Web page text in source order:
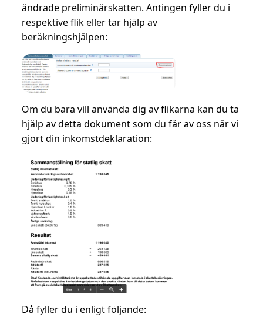
ändrade preliminärskatten. Antingen fyller du i
respektive flik eller tar hjälp av
beräkningshjälpen:
Om du bara vill använda dig av flikarna kan du ta
hjälp av detta dokument som du får av oss när vi
gjort din inkomstdeklaration:
Då fyller du i enligt följande: